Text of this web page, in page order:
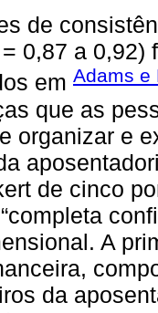
de
0,87 a
em Adams e
que as
organizar e
de cinco
A
da